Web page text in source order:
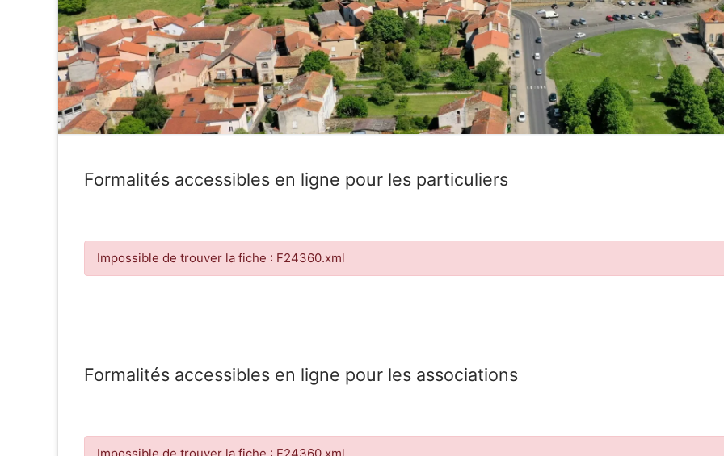
Formalités accessibles en ligne pour les particuliers
Impossible de trouver la fiche : F24360.xml
Formalités accessibles en ligne pour les associations